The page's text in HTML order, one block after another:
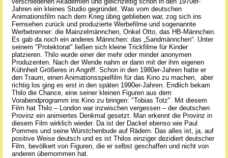
Jahren ein kleines Studio gegründet. Was vom deutschen
Animationsfilm nach dem Krieg übrig geblieben war, zog sich ins
Fernsehen zurück und produzierte Werbefilme und sogenannte
Werbetrenner: die Mainzelmännchen, Onkel Otto, das HB-Männchen.
Es gab da noch ein anderes Männchen: das „Sandmännchen“. Unter
seinem "Protektorat" ließen sich kleine Trickfilme für Kinder
platzieren. Thilo wurde einer der mehr oder minder anonymen
Produzenten. Nach der Wende nahm er dann mit der ihm eigenen
Kühnheit Größeres in Angriff. Schon in den 1980er-Jahren hatte er
den Traum, einen Animationsspielfilm für das Kino zu machen, aber
richtig los ging es erst in den späten 1990er-Jahren. Endlich bekam
Thilo die Chance, eine seiner kleinen Figuren aus dem
Vorabendprogramm ins Kino zu bringen: "Tobias Totz". Mit diesem
Film hat Thilo – London war inzwischen vergessen – der deutschen
Provinz ein animiertes Denkmal gesetzt. Man erkennt die Provinz in
diesem Film wirklich wieder. Da ist der Dackel ebenso wie Paul
Pommes und seine Würstchenbude auf Rädern. Das alles ist, ja, auf
positive Weise deutsch und es ist Thilos einziger dezidiert deutscher
Film, bevölkert von Figuren, die er selbst geschaffen und nicht von
anderen übernommen hat.